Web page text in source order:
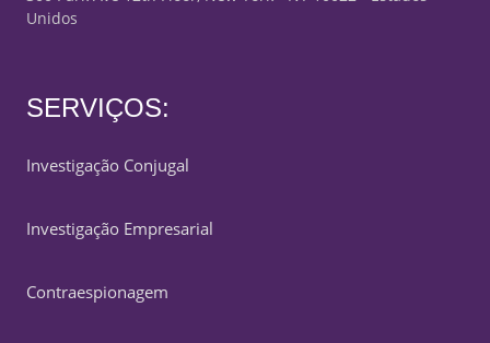
Unidos
SERVIÇOS:
Investigação Conjugal
Investigação Empresarial
Contraespionagem